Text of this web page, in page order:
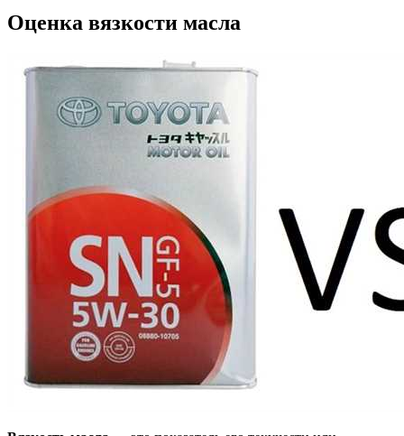
Оценка вязкости масла